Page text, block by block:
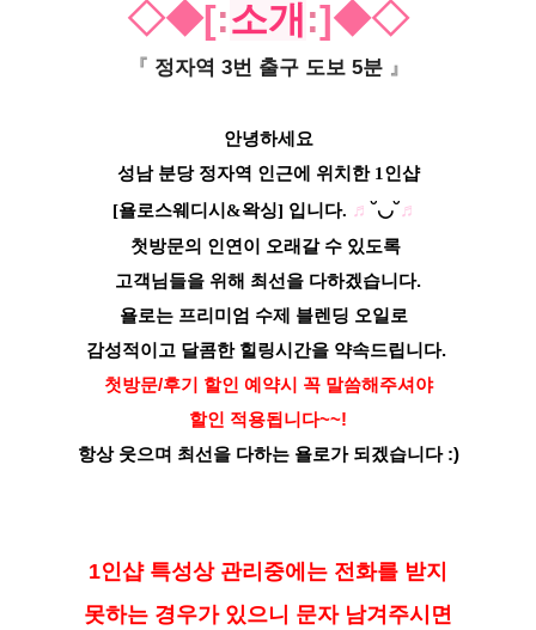
◇◆[:소개:]◆◇
『 정자역 3번 출구 도보 5분 』
안녕하세요
성남 분당 정자역 인근에 위치한 1인샵
[욜로스웨디시&왁싱] 입니다. ♬ ˘◡˘♬
첫방문의 인연이 오래갈 수 있도록
고객님들을 위해 최선을 다하겠습니다.
욜로는 프리미엄 수제 블렌딩 오일로
감성적이고 달콤한 힐링시간을 약속드립니다.
첫방문/후기 할인 예약시 꼭 말씀해주셔야
할인 적용됩니다~~!
항상 웃으며 최선을 다하는 욜로가 되겠습니다 :)
1인샵 특성상 관리중에는 전화를 받지
못하는 경우가 있으니 문자 남겨주시면